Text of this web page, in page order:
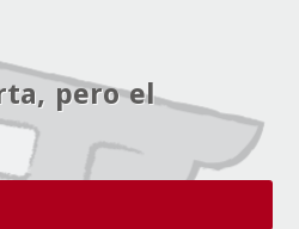
pero el